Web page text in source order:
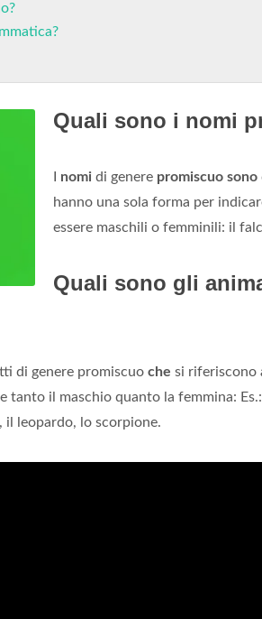
Quali sono i nomi
nomi di genere promiscuo sono
hanno una sola forma per
essere maschili o femminili: il
Quali sono gli
di genere promiscuo che si riferiscono
tanto il maschio quanto la femmina:
il leopardo, lo scorpione.